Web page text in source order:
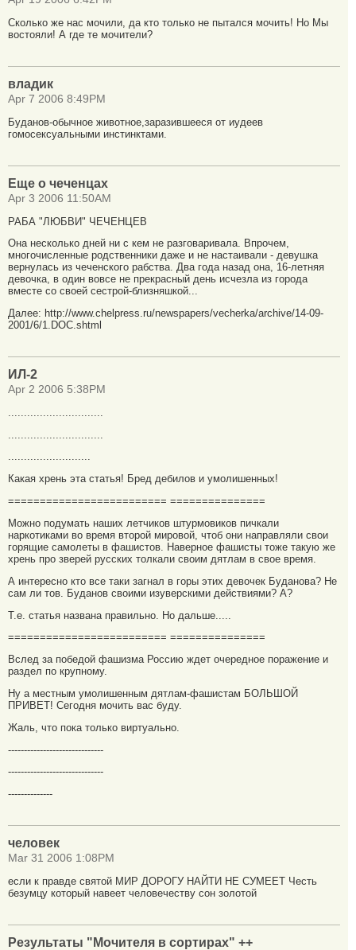
Сколько же нас мочили, да кто только не пытался мочить! Но Мы
востояли! А где те мочители?
владик
Apr 7 2006 8:49PM
Буданов-обычное животное,заразившееся от иудеев
гомосексуальными инстинктами.
Еще о чеченцах
Apr 3 2006 11:50AM
РАБА "ЛЮБВИ" ЧЕЧЕНЦЕВ
Она несколько дней ни с кем не разговаривала. Впрочем,
многочисленные родственники даже и не настаивали - девушка
вернулась из чеченского рабства. Два года назад она, 16-летняя
девочка, в один вовсе не прекрасный день исчезла из города
вместе со своей сестрой-близняшкой...
Далее: http://www.chelpress.ru/newspapers/vecherka/archive/14-09-
2001/6/1.DOC.shtml
ИЛ-2
Apr 2 2006 5:38PM
..........................
Какая хрень эта статья! Бред дебилов и умолишенных!
========================= ===============
Можно подумать наших летчиков штурмовиков пичкали
наркотиками во время второй мировой, чтоб они направляли свои
горящие самолеты в фашистов. Наверное фашисты тоже такую же
хрень про зверей русских толкали своим дятлам в свое время.
А интересно кто все таки загнал в горы этих девочек Буданова? Не
сам ли тов. Буданов своими изуверскими действиями? А?
Т.е. статья названа правильно. Но дальше.....
========================= ===============
Вслед за победой фашизма Россию ждет очередное поражение и
раздел по крупному.
Ну а местным умолишенным дятлам-фашистам БОЛЬШОЙ
ПРИВЕТ! Сегодня мочить вас буду.
Жаль, что пока только виртуально.
------------------------------
------------------------------
--------------
человек
Mar 31 2006 1:08PM
если к правде святой МИР ДОРОГУ НАЙТИ НЕ СУМЕЕТ Честь
безумцу который навеет человечеству сон золотой
Результаты "Мочителя в сортирах" ++